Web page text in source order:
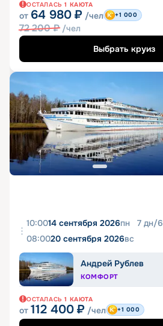
ОСТАЛАСЬ 1 КАЮТА
от 64 980 ₽ /чел
72 200₽ /чел
+1 000
Выбрать круиз
10:0014 сентября 2026пн 7 дн/6
08:0020 сентября 2026вс
Андрей Рублев
КОМФОРТ
ОСТАЛАСЬ 1 КАЮТА
от 112 400 ₽ /чел +1 000